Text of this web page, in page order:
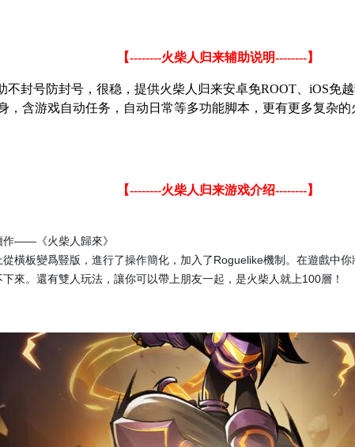
【--------火柴人归来辅助说明--------】
不封号防封号，很稳，提供火柴人归来安卓免ROOT、 iOS免
含游戏自动任务，自动日常等多功能脚本，更有更多复杂
【--------火柴人归来游戏介绍--------】
作—— 《火柴人歸來》
橫板變爲豎版，進行了操作簡化，加入了 Roguelike機制。在遊戲中
來。還有雙人玩法，讓你可以帶上朋友一起，是火柴人就上100層！